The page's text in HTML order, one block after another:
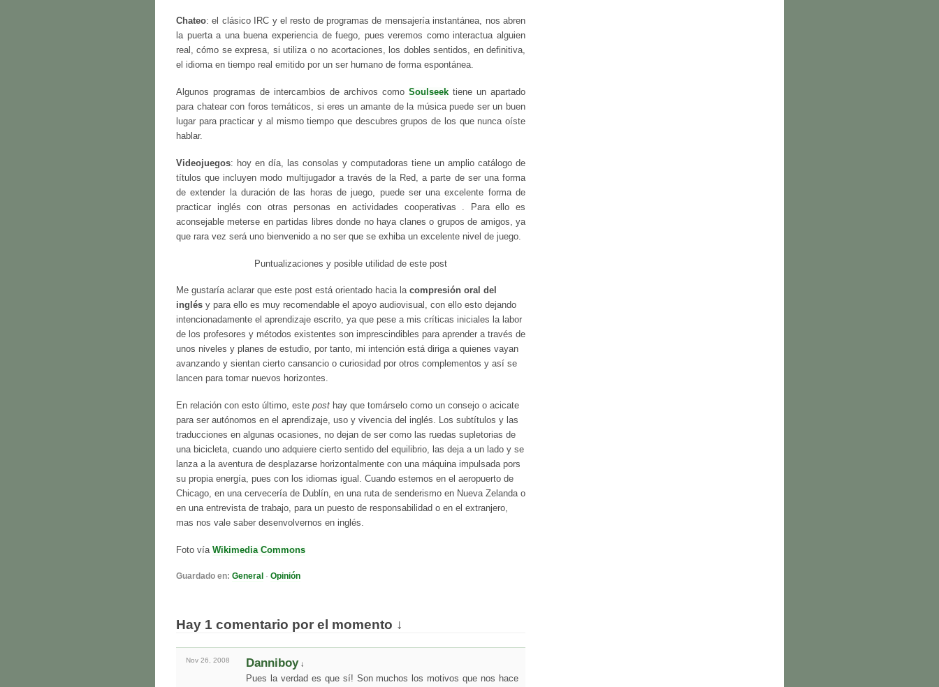
Chateo: el clásico IRC y el resto de programas de mensajería instantánea, nos abren
la puerta a una buena experiencia de fuego, pues veremos como interactua alguien
real, cómo se expresa, si utiliza o no acortaciones, los dobles sentidos, en definitiva,
el idioma en tiempo real emitido por un ser humano de forma espontánea.
Algunos programas de intercambios de archivos como Soulseek tiene un apartado
para chatear con foros temáticos, si eres un amante de la música puede ser un buen
lugar para practicar y al mismo tiempo que descubres grupos de los que nunca oíste
hablar.
Videojuegos: hoy en día, las consolas y computadoras tiene un amplio catálogo de
títulos que incluyen modo multijugador a través de la Red, a parte de ser una forma
de extender la duración de las horas de juego, puede ser una excelente forma de
practicar inglés con otras personas en actividades cooperativas . Para ello es
aconsejable meterse en partidas libres donde no haya clanes o grupos de amigos, ya
que rara vez será uno bienvenido a no ser que se exhiba un excelente nivel de juego.
Puntualizaciones y posible utilidad de este post
Me gustaría aclarar que este post está orientado hacia la compresión oral del
inglés y para ello es muy recomendable el apoyo audiovisual, con ello esto dejando
intencionadamente el aprendizaje escrito, ya que pese a mis críticas iniciales la labor
de los profesores y métodos existentes son imprescindibles para aprender a través de
unos niveles y planes de estudio, por tanto, mi intención está diriga a quienes vayan
avanzando y sientan cierto cansancio o curiosidad por otros complementos y así se
lancen para tomar nuevos horizontes.
En relación con esto último, este post hay que tomárselo como un consejo o acicate
para ser autónomos en el aprendizaje, uso y vivencia del inglés. Los subtítulos y las
traducciones en algunas ocasiones, no dejan de ser como las ruedas supletorias de
una bicicleta, cuando uno adquiere cierto sentido del equilibrio, las deja a un lado y se
lanza a la aventura de desplazarse horizontalmente con una máquina impulsada pors
su propia energía, pues con los idiomas igual. Cuando estemos en el aeropuerto de
Chicago, en una cervecería de Dublín, en una ruta de senderismo en Nueva Zelanda o
en una entrevista de trabajo, para un puesto de responsabilidad o en el extranjero,
mas nos vale saber desenvolvernos en inglés.
Foto vía Wikimedia Commons
Guardado en: General · Opinión
Hay 1 comentario por el momento ↓
Nov 26, 2008 Danniboy↓
Pues la verdad es que sí! Son muchos los motivos que nos hace